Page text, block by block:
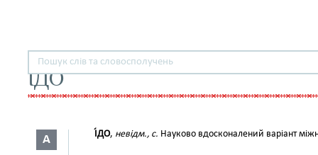
ІДО
А І́ДО, невідм., с. Науково вдосконалений варіант